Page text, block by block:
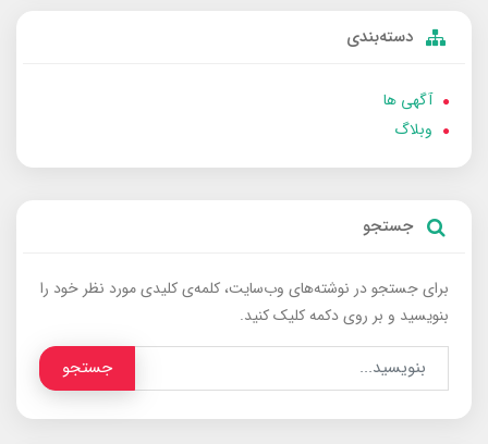
دسته‌بندی
آگهی ها
وبلاگ
جستجو
برای جستجو در نوشته‌های وب‌سایت، کلمه‌ی کلیدی مورد نظر خود را
بنویسید و بر روی دکمه کلیک کنید.
جستجو